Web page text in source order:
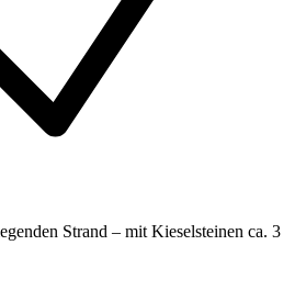
Strand – mit Kieselsteinen ca. 3